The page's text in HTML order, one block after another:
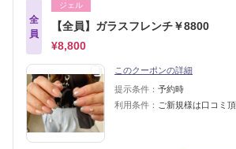
全
員
ジェル
【全員】ガラスフレンチ￥8800
¥8,800
このクーポンの詳細
提示条件： 予約時
利用条件： ご新規様は口コミ